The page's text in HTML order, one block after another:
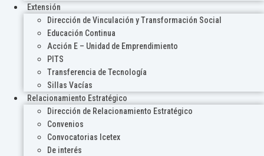
Extensión
Dirección de Vinculación y Transformación Social
Educación Continua
Acción E – Unidad de Emprendimiento
PITS
Transferencia de Tecnología
Sillas Vacías
Relacionamiento Estratégico
Dirección de Relacionamiento Estratégico
Convenios
Convocatorias Icetex
De interés